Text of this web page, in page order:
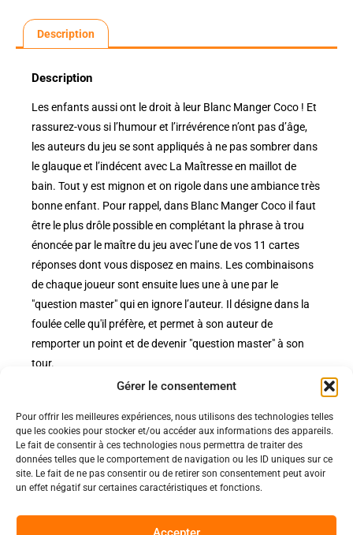
Gérer le consentement
Pour offrir les meilleures expériences, nous utilisons des technologies telles
que les cookies pour stocker et/ou accéder aux informations des appareils.
Le fait de consentir à ces technologies nous permettra de traiter des
données telles que le comportement de navigation ou les ID uniques sur ce
site. Le fait de ne pas consentir ou de retirer son consentement peut avoir
un effet négatif sur certaines caractéristiques et fonctions.
Description
Description
Les enfants aussi ont le droit à leur Blanc Manger Coco ! Et
rassurez-vous si l’humour et l’irrévérence n’ont pas d’âge,
les auteurs du jeu se sont appliqués à ne pas sombrer dans
le glauque et l’indécent avec La Maîtresse en maillot de
bain. Tout y est mignon et on rigole dans une ambiance très
bonne enfant. Pour rappel, dans Blanc Manger Coco il faut
être le plus drôle possible en complétant la phrase à trou
énoncée par le maître du jeu avec l’une de vos 11 cartes
réponses dont vous disposez en mains. Les combinaisons
de chaque joueur sont ensuite lues une à une par le
"question master" qui en ignore l’auteur. Il désigne dans la
foulée celle qu'il préfère, et permet à son auteur de
remporter un point et de devenir "question master" à son
tour.
Nos pages
Nos évènements
Nous contacter
Politiques
Politique de confidentialité
Nos conditions de vente et livraison
Code de conduite